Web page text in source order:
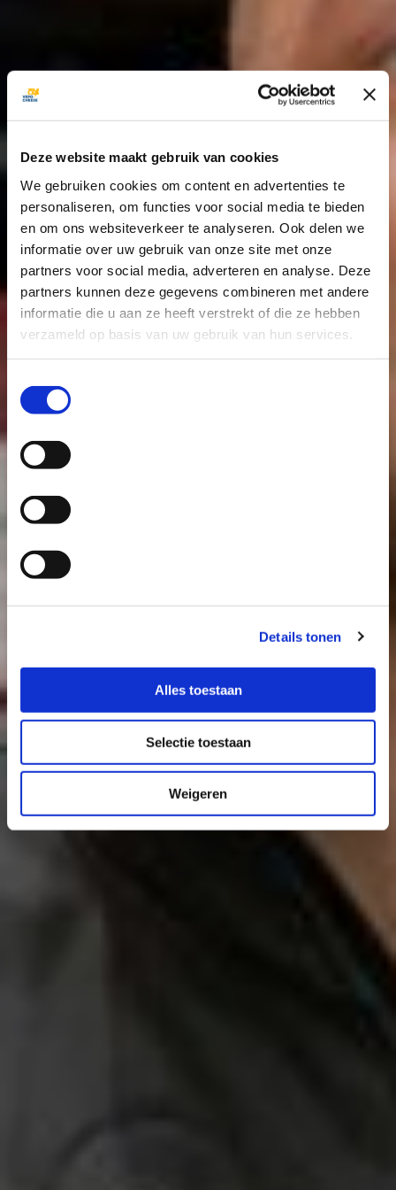
Deze website maakt gebruik van cookies
We gebruiken cookies om content en advertenties te
personaliseren, om functies voor social media te bieden
en om ons websiteverkeer te analyseren. Ook delen we
informatie over uw gebruik van onze site met onze
partners voor social media, adverteren en analyse. Deze
partners kunnen deze gegevens combineren met andere
informatie die u aan ze heeft verstrekt of die ze hebben
verzameld op basis van uw gebruik van hun services.
Details tonen
Alles toestaan
Selectie toestaan
Weigeren
When we say
cheese we say
welcome